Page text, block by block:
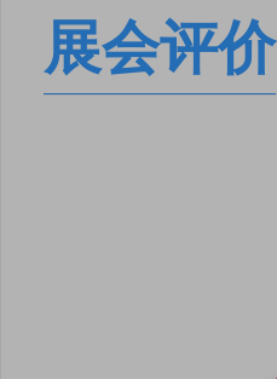
展会评价